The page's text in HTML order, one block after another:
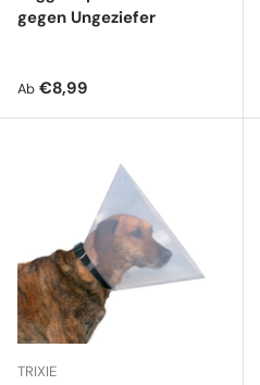
gegen Ungeziefer
Normaler Preis
Ab €8,99
TRIXIE